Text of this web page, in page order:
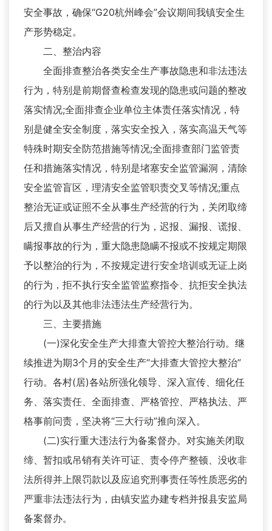
安全事故，确保“G20杭州峰会”会议期间我镇安全生
产形势稳定。
二、整治内容
全面排查整治各类安全生产事故隐患和非法违法
行为，特别是前期督查检查发现的隐患或问题的整改
落实情况;全面排查企业单位主体责任落实情况，特
别是健全安全制度，落实安全投入，落实高温天气等
特殊时期安全防范措施等情况;全面排查部门监管责
任和措施落实情况，特别是堵塞安全监管漏洞，清除
安全监管盲区，理清安全监管职责交叉等情况;重点
整治无证或证照不全从事生产经营的行为，关闭取缔
后又擅自从事生产经营的行为，迟报、漏报、谎报、
瞒报事故的行为，重大隐患隐瞒不报或不按规定期限
予以整治的行为，不按规定进行安全培训或无证上岗
的行为，拒不执行安全监管监察指令、抗拒安全执法
的行为以及其他非法违法生产经营行为。
三、主要措施
(一)深化安全生产大排查大管控大整治行动。继
续推进为期3个月的安全生产“大排查大管控大整治”
行动。各村(居)各站所强化领导、深入宣传、细化任
务、落实责任、全面排查、严格管控、严格执法、严
格事前问责，坚决将“三大行动”推向深入。
(二)实行重大违法行为备案督办。对实施关闭取
缔、暂扣或吊销有关许可证、责令停产整顿、没收非
法所得并上限罚款以及应追究刑事责任等性质恶劣的
严重非法违法行为，由镇安监办建专档并报县安监局
备案督办。